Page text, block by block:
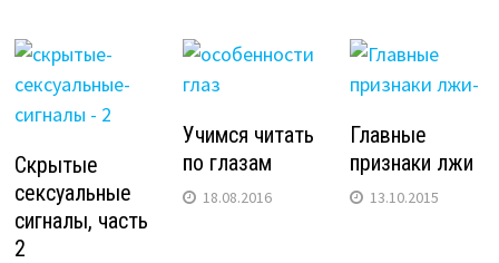
Скрытые
сексуальные
сигналы, часть
2
Учимся читать
по глазам
18.08.2016
Главные
признаки лжи
13.10.2015